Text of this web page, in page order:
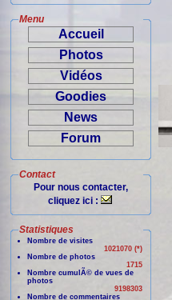
Menu
Accueil
Photos
Vidéos
Goodies
News
Forum
Contact
Pour nous contacter,
cliquez ici :
Statistiques
Nombre de visites
1021070 (*)
Nombre de photos
1715
Nombre cumulÃ© de vues de
photos
9198303
Nombre de commentaires